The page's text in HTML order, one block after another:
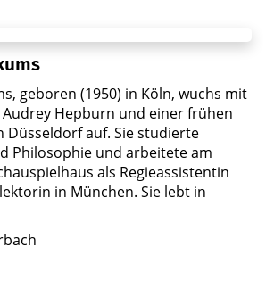
geboren (1950) in Köln, wuchs mit
Audrey Hepburn und einer frühen
Düsseldorf auf. Sie studierte
Philosophie und arbeitete am
als Regieassistentin
in München. Sie lebt in